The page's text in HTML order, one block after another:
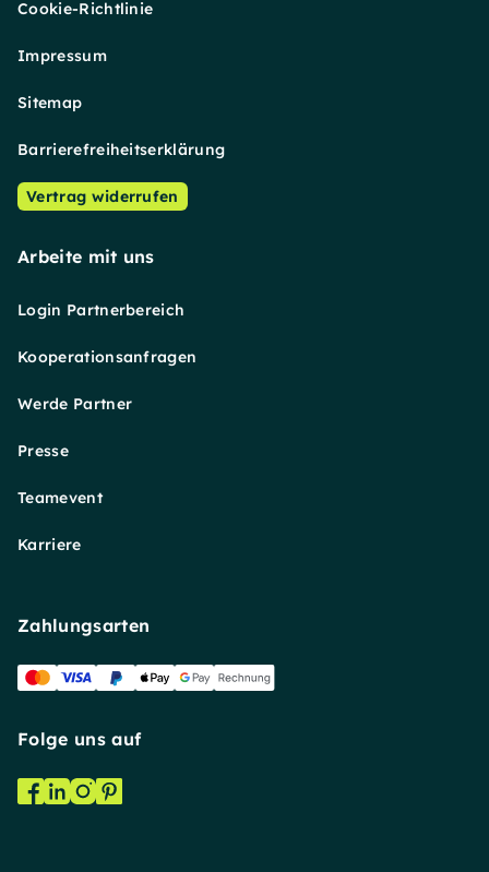
Cookie-Richtlinie
Impressum
Sitemap
Barrierefreiheitserklärung
Vertrag widerrufen
Arbeite mit uns
Login Partnerbereich
Kooperationsanfragen
Werde Partner
Presse
Teamevent
Karriere
Zahlungsarten
Folge uns auf